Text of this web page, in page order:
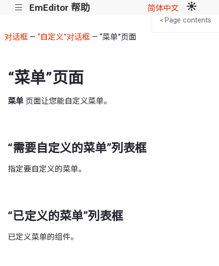
||| EmEditor 帮助 简体中文
对话框— “自定义”对话框— “菜单”页面
“菜单”页面
菜单 页面让您能自定义菜单。
“需要自定义的菜单”列表框
指定要自定义的菜单。
“已定义的菜单”列表框
已定义菜单的组件。
< Page contents